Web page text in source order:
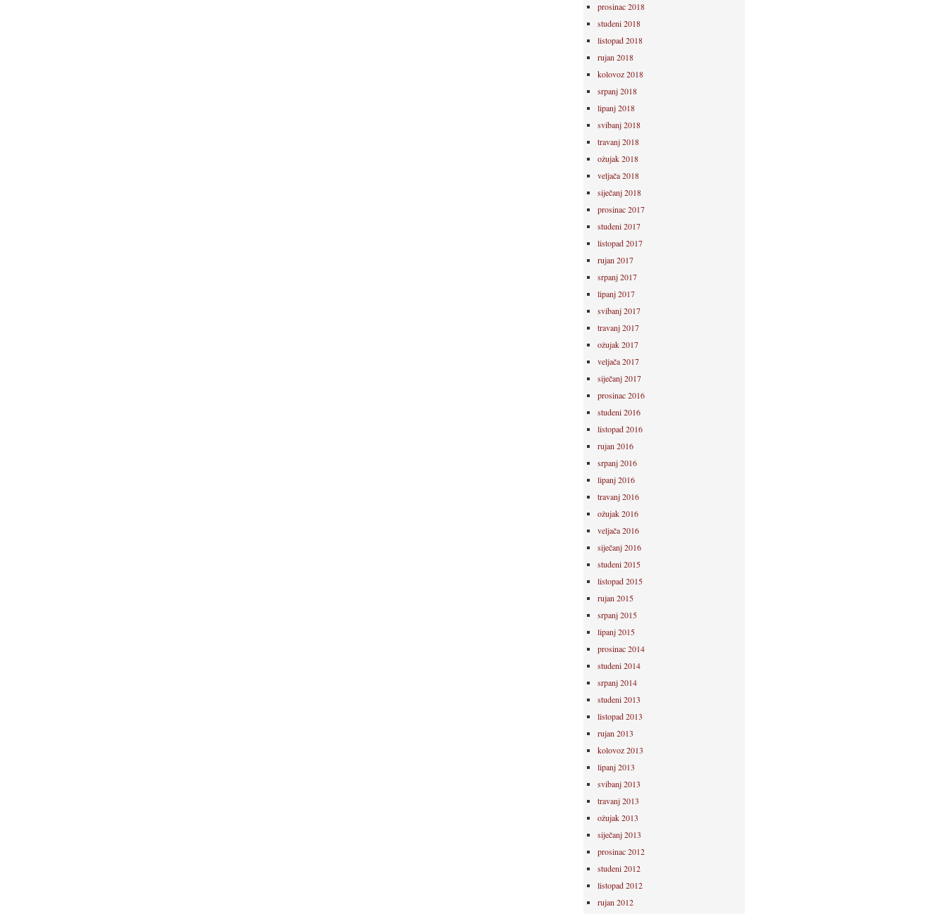
prosinac 2018
studeni 2018
listopad 2018
rujan 2018
kolovoz 2018
srpanj 2018
lipanj 2018
svibanj 2018
travanj 2018
ožujak 2018
veljača 2018
siječanj 2018
prosinac 2017
studeni 2017
listopad 2017
rujan 2017
srpanj 2017
lipanj 2017
svibanj 2017
travanj 2017
ožujak 2017
veljača 2017
siječanj 2017
prosinac 2016
studeni 2016
listopad 2016
rujan 2016
srpanj 2016
lipanj 2016
travanj 2016
ožujak 2016
veljača 2016
siječanj 2016
studeni 2015
listopad 2015
rujan 2015
srpanj 2015
lipanj 2015
prosinac 2014
studeni 2014
srpanj 2014
studeni 2013
listopad 2013
rujan 2013
kolovoz 2013
lipanj 2013
svibanj 2013
travanj 2013
ožujak 2013
siječanj 2013
prosinac 2012
studeni 2012
listopad 2012
rujan 2012